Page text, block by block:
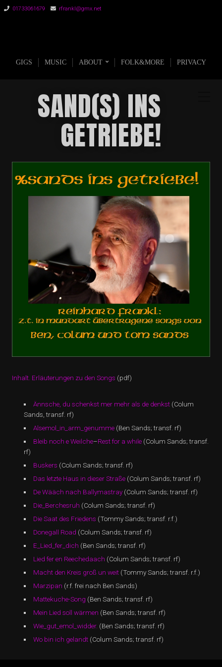
01733061679 rfrankl@gmx.net
GIGS MUSIC ABOUT FOLK&MORE PRIVACY
SAND(S) INS
GETRIEBE!
Inhalt. Erläuterungen zu den Songs (pdf)
Ännsche, du schenkst mer mehr als de denkst(Colum
Sands, transf. rf)
Alsemol_in_arm_genumme(Ben Sands; transf. rf)
Bleib noch e Weilche–Rest for a while(Colum Sands; transf.
rf)
Buskers (Colum Sands; transf. rf)
Das letzte Haus in dieser Straße(Colum Sands; transf. rf)
De Wääch nach Ballymastray (Colum Sands; transf. rf)
Die_Berchesruh (Colum Sands; transf. rf)
Die Saat des Friedens (Tommy Sands; transf. r.f.)
Donegall Road (Colum Sands; transf. rf)
E_Lied_fer_dich (Ben Sands; transf. rf)
Lied fer en Reechedaach (Colum Sands; transf. rf)
Macht den Kreis groß un weit(Tommy Sands; transf. r.f.)
Marzipan (r.f. frei nach Ben Sands)
Mattekuche-Song (Ben Sands; transf. rf)
Mein Lied soll wärmen (Ben Sands; transf. rf)
Wie_gut_emol_widder. (Ben Sands; transf. rf)
Wo bin ich gelandt(Colum Sands; transf. rf)